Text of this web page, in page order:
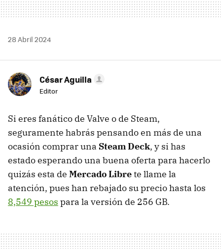
28 Abril 2024
César Aguilla
Editor
Si eres fanático de Valve o de Steam,
seguramente habrás pensando en más de una
ocasión comprar una Steam Deck, y si has
estado esperando una buena oferta para hacerlo
quizás esta de Mercado Librete llame la
atención, pues han rebajado su precio hasta los
8,549 pesos para la versión de 256 GB.